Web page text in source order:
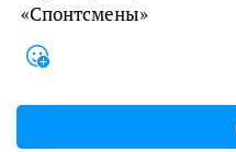
«Спонтсмены»